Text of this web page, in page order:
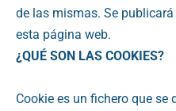
de las mismas. Se
esta página web.
¿QUÉ SON LAS COOKIES?
Cookie es un fichero que se